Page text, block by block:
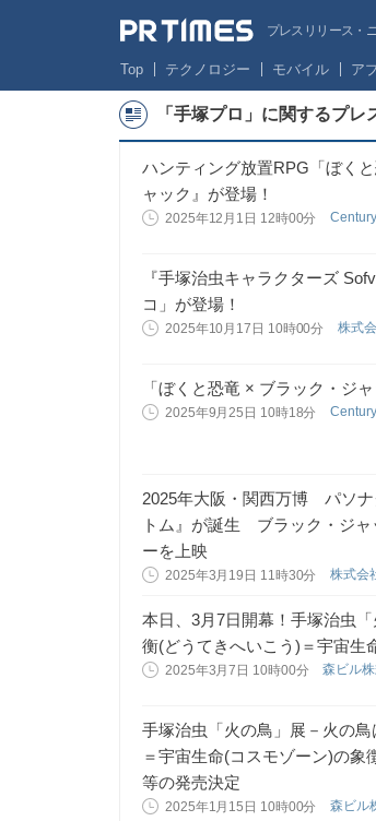
プレスリリース・
Top テクノロジー モバイル ア
「手塚プロ」に関するプレ
ハンティング放置RPG「ぼく
ャック』が登場！
2025年12月1日 12時00分
『手塚治虫キャラクターズ
コ」が登場！
2025年10月17日 10時00分 株式
「ぼくと恐竜 × ブラック・ジ
2025年9月25日 10時18分
2025年大阪・関西万博 パソ
トム』が誕生 ブラック・ジャ
ーを上映
2025年3月19日 11時30分 株式会
本日、3月7日開幕！手塚治虫
衡(どうてきへいこう)＝宇宙生
2025年3月7日 10時00分 森ビル
手塚治虫「火の鳥」展－火の
＝宇宙生命(コスモゾーン)の象
等の発売決定
2025年1月15日 10時00分 森ビル